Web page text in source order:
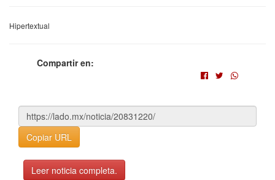
Hipertextual
Compartir en:
Copiar URL
Leer noticia completa.